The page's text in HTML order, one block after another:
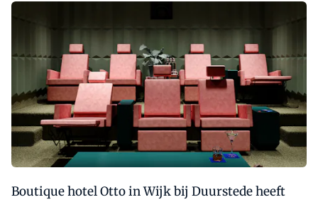
Boutique hotel Otto in Wijk bij Duurstede heeft